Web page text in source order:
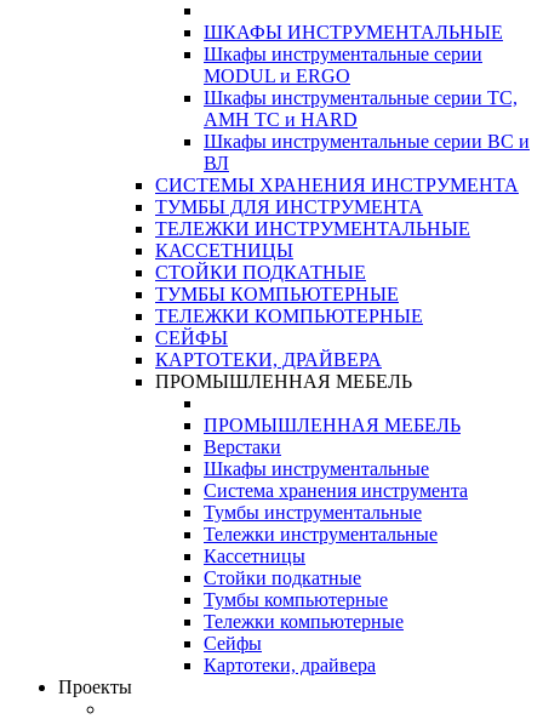
ШКАФЫ ИНСТРУМЕНТАЛЬНЫЕ
Шкафы инструментальные серии
MODUL и ERGO
Шкафы инструментальные серии ТС,
АМН ТС и HARD
Шкафы инструментальные серии ВС и
ВЛ
СИСТЕМЫ ХРАНЕНИЯ ИНСТРУМЕНТА
ТУМБЫ ДЛЯ ИНСТРУМЕНТА
ТЕЛЕЖКИ ИНСТРУМЕНТАЛЬНЫЕ
КАССЕТНИЦЫ
СТОЙКИ ПОДКАТНЫЕ
ТУМБЫ КОМПЬЮТЕРНЫЕ
ТЕЛЕЖКИ КОМПЬЮТЕРНЫЕ
СЕЙФЫ
КАРТОТЕКИ, ДРАЙВЕРА
ПРОМЫШЛЕННАЯ МЕБЕЛЬ
ПРОМЫШЛЕННАЯ МЕБЕЛЬ
Верстаки
Шкафы инструментальные
Система хранения инструмента
Тумбы инструментальные
Тележки инструментальные
Кассетницы
Стойки подкатные
Тумбы компьютерные
Тележки компьютерные
Сейфы
Картотеки, драйвера
Проекты